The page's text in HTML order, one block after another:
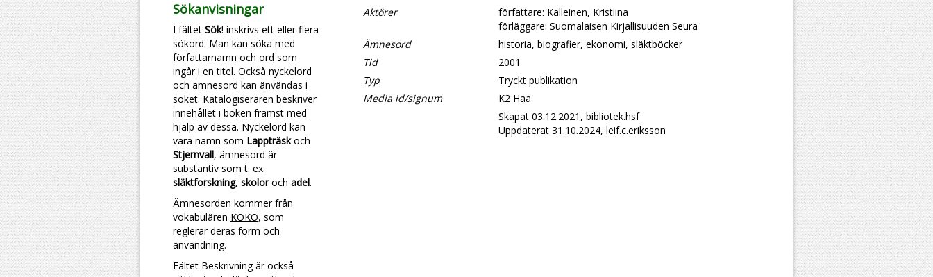
Sökanvisningar
I fältet Sök! inskrivs ett eller flera
sökord. Man kan söka med
författarnamn och ord som
ingår i en titel. Också nyckelord
och ämnesord kan änvändas i
söket. Katalogiseraren beskriver
innehållet i boken främst med
hjälp av dessa. Nyckelord kan
vara namn som Lappträskoch
Stjernvall, ämnesord är
substantiv som t. ex.
släktforskning, skoloroch adel.
Ämnesorden kommer från
vokabulären KOKO, som
reglerar deras form och
användning.
Fältet Beskrivning är också
Aktörer
författare: Kalleinen, Kristiina
förläggare: Suomalaisen Kirjallisuuden Seura
Ämnesord
historia, biografier, ekonomi, släktböcker
Tid
2001
Typ
Tryckt publikation
Media id/signum
K2 Haa
Skapat 03.12.2021, bibliotek.hsf
Uppdaterat 31.10.2024, leif.c.eriksson